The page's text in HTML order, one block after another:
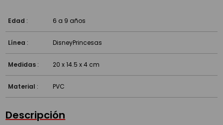
¿Para qué uso es?
Edad : 6 a 9 años
Línea : DisneyPrincesas
Medidas : 20 x 14.5 x 4 cm
Material : PVC
Descripción